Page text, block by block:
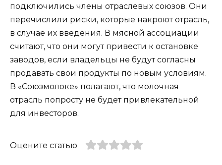
подключились члены отраслевых союзов. Они
перечислили риски, которые накроют отрасль,
в случае их введения. В мясной ассоциации
считают, что они могут привести к остановке
заводов, если владельцы не будут согласны
продавать свои продукты по новым условиям.
В «Союзмолоке» полагают, что молочная
отрасль попросту не будет привлекательной
для инвесторов.
Оцените статью